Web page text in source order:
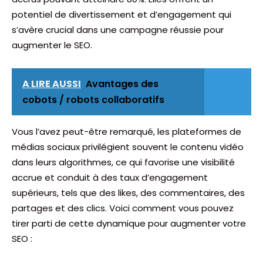
potentiel de divertissement et d’engagement qui
s’avère crucial dans une campagne réussie pour
augmenter le SEO.
A LIRE AUSSI Avantages des
cobots / robots collaboratifs
Vous l’avez peut-être remarqué, les plateformes de
médias sociaux privilégient souvent le contenu vidéo
dans leurs algorithmes, ce qui favorise une visibilité
accrue et conduit à des taux d’engagement
supérieurs, tels que des likes, des commentaires, des
partages et des clics. Voici comment vous pouvez
tirer parti de cette dynamique pour augmenter votre
SEO :